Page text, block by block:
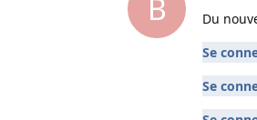
B
Du
Se
Se